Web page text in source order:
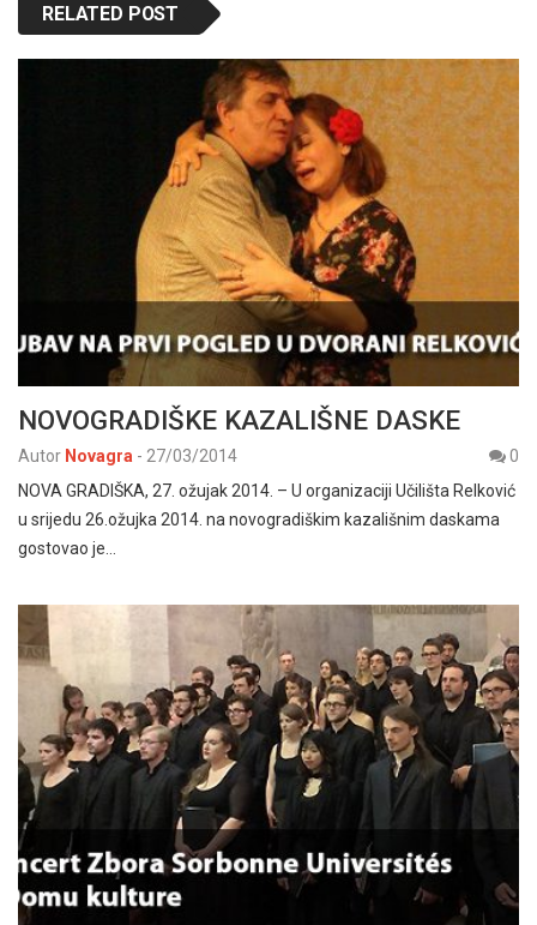
RELATED POST
NOVOGRADIŠKE KAZALIŠNE DASKE
Autor Novagra - 27/03/2014
0
NOVA GRADIŠKA, 27. ožujak 2014. – U organizaciji Učilišta Relković
u srijedu 26.ožujka 2014. na novogradiškim kazališnim daskama
gostovao je…